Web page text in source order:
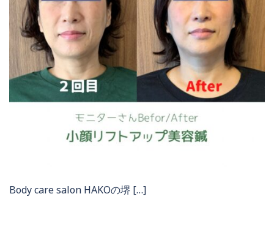
Body care salon HAKOの堺 […]